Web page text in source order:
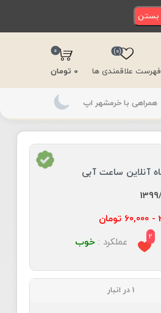
فهرست علاقمندی ها
(0)
0
0 تومان
همراهی با خرمشهر اپ
آنلاین ساعت آبی
2 عملکرد :خوب
1 در انبار